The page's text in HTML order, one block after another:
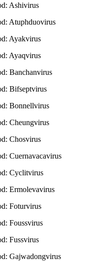
Ashivirus
Atuphduovirus
Ayakvirus
Ayaqvirus
Banchanvirus
Bifseptvirus
Bonnellvirus
Cheungvirus
Chosvirus
Cuernavacavirus
Cyclitvirus
Ermolevavirus
Foturvirus
Foussvirus
Fussvirus
Gajwadongvirus